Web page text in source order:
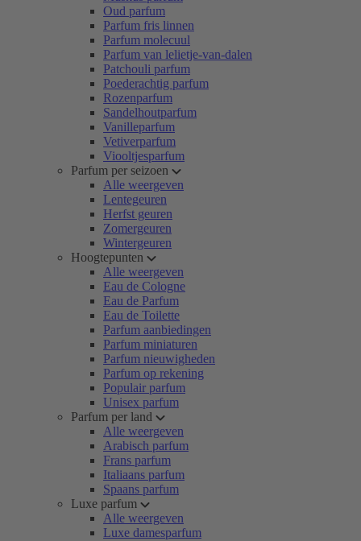
Oud parfum
Parfum fris linnen
Parfum molecuul
Parfum van lelietje-van-dalen
Patchouli parfum
Poederachtig parfum
Rozenparfum
Sandelhoutparfum
Vanilleparfum
Vetiverparfum
Viooltjesparfum
Parfum per seizoen
Alle weergeven
Lentegeuren
Herfst geuren
Zomergeuren
Wintergeuren
Hoogtepunten
Alle weergeven
Eau de Cologne
Eau de Parfum
Eau de Toilette
Parfum aanbiedingen
Parfum miniaturen
Parfum nieuwigheden
Parfum op rekening
Populair parfum
Unisex parfum
Parfum per land
Alle weergeven
Arabisch parfum
Frans parfum
Italiaans parfum
Spaans parfum
Luxe parfum
Alle weergeven
Luxe damesparfum